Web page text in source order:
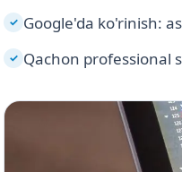
✓ Google'da ko'rinish:
✓ Qachon professional